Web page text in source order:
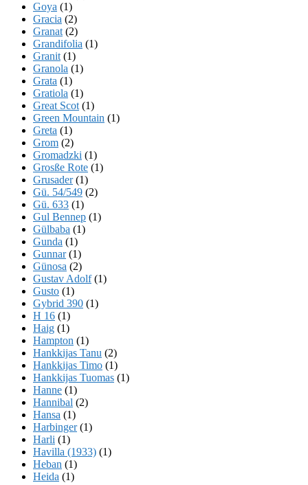
Goya (1)
Gracia (2)
Granat (2)
Grandifolia (1)
Granit (1)
Granola (1)
Grata (1)
Gratiola (1)
Great Scot (1)
Green Mountain (1)
Greta (1)
Grom (2)
Gromadzki (1)
Grosße Rote (1)
Grusader(1)
Gü. 54/549 (2)
Gü. 633 (1)
Gul Bennep (1)
Gülbaba (1)
Gunda (1)
Gunnar(1)
Günosa (2)
Gustav Adolf(1)
Gusto (1)
Gybrid 390 (1)
H 16 (1)
Haig (1)
Hampton (1)
Hankkijas Tanu (2)
Hankkijas Timo (1)
Hankkijas Tuomas (1)
Hanne (1)
Hannibal (2)
Hansa (1)
Harbinger(1)
Harli (1)
Havilla (1933) (1)
Heban (1)
Heida (1)